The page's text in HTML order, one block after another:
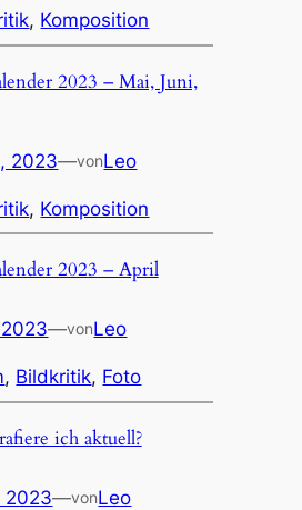
, Komposition
2023 – Mai, Juni,
2023—vonLeo
, Komposition
2023 – April
—vonLeo
, Bildkritik, Foto
ich aktuell?
2023—vonLeo